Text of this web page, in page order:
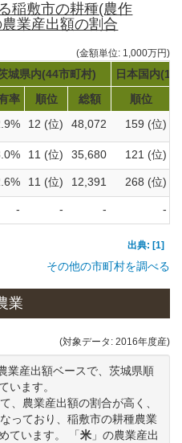
稲敷市の耕種(農作
業産出額の割合
(金額単位: 1,000万円)
城県内(44市町村)
日本国内
率
順位 総額
順位
12 (位) 48,072 159 (位)
11 (位) 35,680 121 (位)
11 (位) 12,391 268 (位)
- - - -
出典: [1]
その他の市町村を調べる
業
(対象データ: 2016年度産)
業産出額ベースで、茨城県順
います。
、農業産出額の割合が高く、
なっており、稲敷市の耕種農業
ています。 「米 」の農業産出